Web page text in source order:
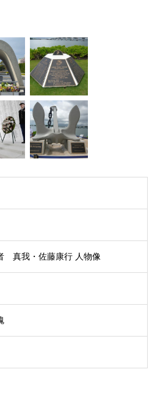
真我・佐藤康行 人物像